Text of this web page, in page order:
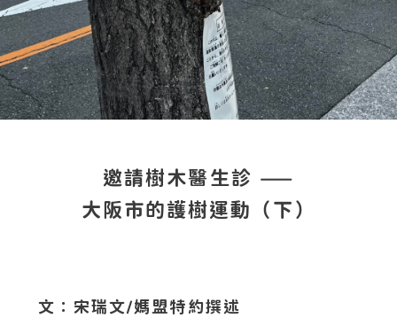
邀請樹木醫生診 ——
大阪市的護樹運動（下）
文：宋瑞文/媽盟特約撰述